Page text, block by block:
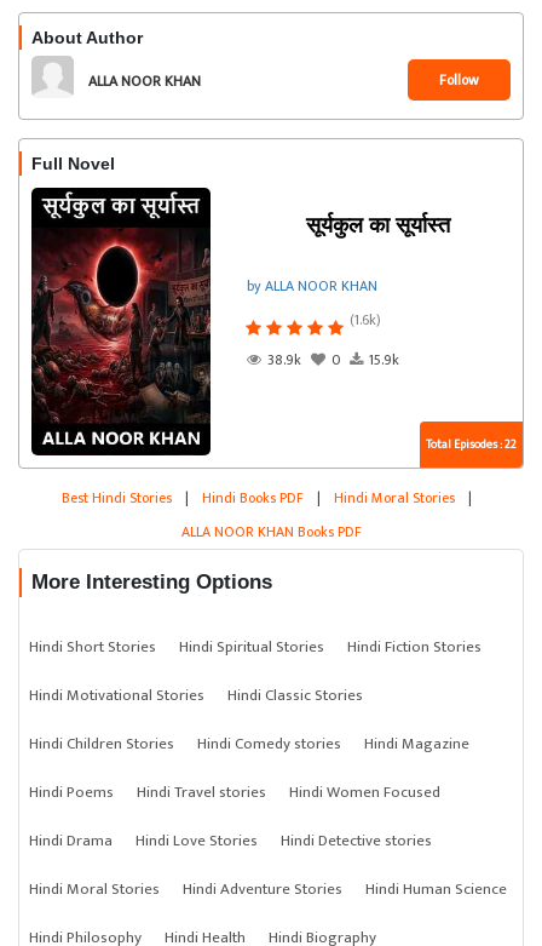
About Author
ALLA NOOR KHAN Follow
Full Novel
सूर्यकुल का सूर्यास्त
by ALLA NOOR KHAN
(1.6k)
38.9k
0 15.9k
Total Episodes : 22
Best Hindi Stories | Hindi Books PDF | Hindi Moral Stories |
ALLA NOOR KHAN Books PDF
More Interesting Options
Hindi Short Stories Hindi Spiritual Stories
Hindi Fiction Stories
Hindi Motivational Stories
Hindi Classic Stories
Hindi Children Stories
Hindi Comedy stories
Hindi Magazine
Hindi Poems
Hindi Travel stories
Hindi Women Focused
Hindi Drama
Hindi Love Stories
Hindi Detective stories
Hindi Moral Stories
Hindi Adventure Stories
Hindi Human Science
Hindi Philosophy
Hindi Health Hindi Biography